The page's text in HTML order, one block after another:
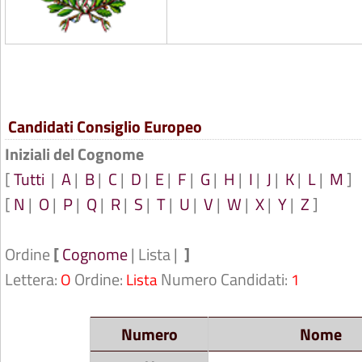
Candidati Consiglio Europeo
Iniziali del Cognome
[Tutti | A| B| C| D| E| F| G| H | I| J| K| L| M]
[N | O| P| Q| R| S| T| U| V| W| X| Y| Z]
Ordine[Cognome| Lista | ]
Lettera: O Ordine: ListaNumero Candidati: 1
Numero Nome